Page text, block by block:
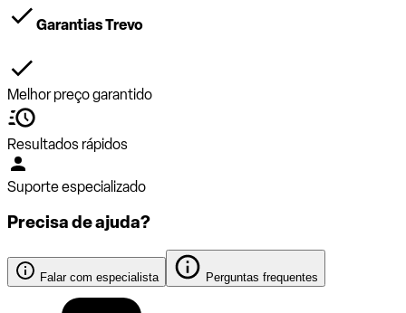
Garantias Trevo
Melhor preço garantido
Resultados rápidos
Suporte especializado
Precisa de ajuda?
Falar com especialista Perguntas frequentes